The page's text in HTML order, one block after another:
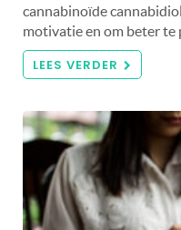
cannabinoïde
motivatie en om beter
LEES VERDER